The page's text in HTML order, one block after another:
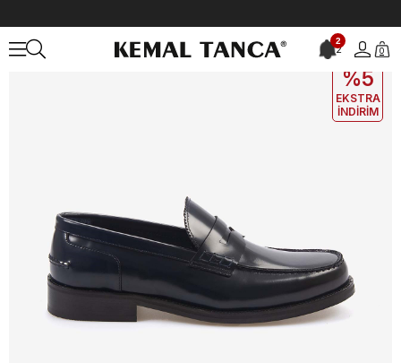
2
2 0
EKLE5
%5
EKSTRA
İNDİRİM